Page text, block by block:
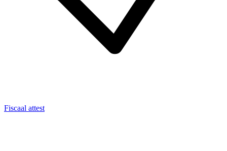
Fiscaal attest